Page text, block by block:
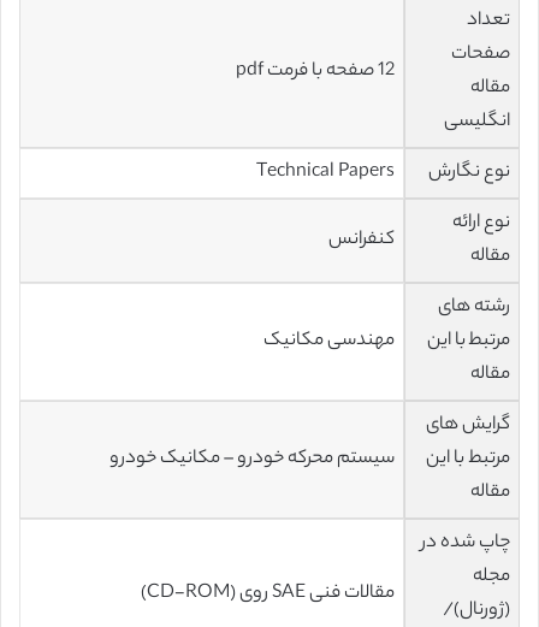
تعداد
صفحات
مقاله
انگلیسی
12 صفحه با فرمت pdf
نوع نگارش
Technical Papers
نوع ارائه
مقاله
کنفرانس
رشته های
مرتبط با این
مقاله
مهندسی مکانیک
گرایش های
مرتبط با این
مقاله
سیستم محرکه خودرو – مکانیک خودرو
چاپ شده در
مجله
(ژورنال)/
مقالات فنی SAE روی (CD-ROM)